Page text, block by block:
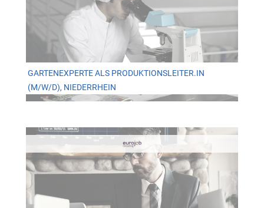
GARTENEXPERTE ALS PRODUKTIONSLEITER.IN
(M/W/D), NIEDERRHEIN